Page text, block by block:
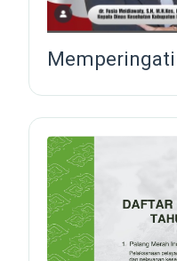
Memperingati